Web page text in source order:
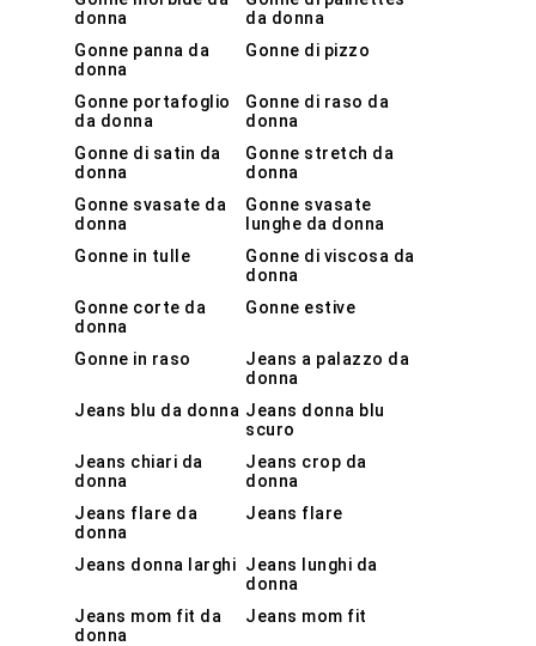
donna
da donna
Gonne panna da
donna
Gonne di pizzo
Gonne portafoglio
da donna
Gonne di raso da
donna
Gonne di satin da
donna
Gonne stretch da
donna
Gonne svasate da
donna
Gonne svasate
lunghe da donna
Gonne in tulle
Gonne di viscosa da
donna
Gonne corte da
donna
Gonne estive
Gonne in raso
Jeans a palazzo da
donna
Jeans blu da donna Jeans donna blu
scuro
Jeans chiari da
donna
Jeans crop da
donna
Jeans flare da
donna
Jeans flare
Jeans donna larghi Jeans lunghi da
donna
Jeans mom fit da
donna
Jeans mom fit